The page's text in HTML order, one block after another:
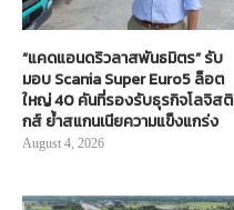
“แคดแอนดริวลาสพันธมิตร” รับ
มอบ Scania Super Euro5 ล็อต
ใหญ่ 40 คันที่รองรับธุรกิจโลจิสติ
กส์ ย้ำสแกนเนียความแข็งแกร่ง
August 4, 2026